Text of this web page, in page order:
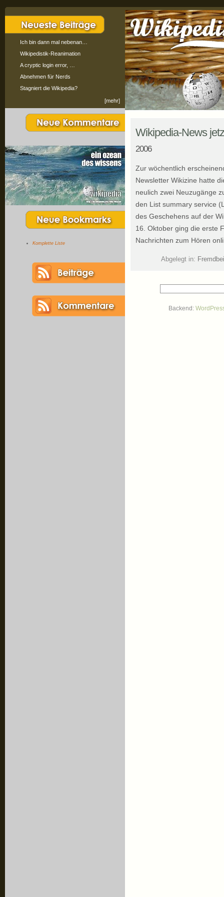
Ich bin dann mal nebenan…
Wikipedistik-Reanimation
A cryptic login error, …
Abnehmen für Nerds
Stagniert die Wikipedia?
[mehr]
Komplette Liste
Wikipedia-News
2006
Zur wöchentlich
Newsletter Wikizine hatte
neulich zwei Neuzugänge
den List summary service
des Geschehens auf der
16. Oktober ging die erste
Nachrichten zum Hören
Abgelegt in:
Backend: